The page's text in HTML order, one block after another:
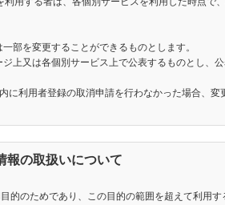
部を変更することができるものとします。
又は各個別サービス上で公表するものとし、
利用者登録の取消申請を行わなかった場合、変
わないものとします。
定に同意の上、各個別サービスの利用申込みを
報の取扱いについて
のためであり、この目的の範囲を超えて利用す